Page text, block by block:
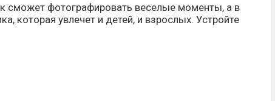
сможет фотографировать веселые моменты, а в
которая увлечет и детей, и взрослых. Устройте